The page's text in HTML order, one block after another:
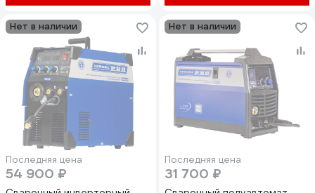
Нет в наличии
Последняя цена
54 900 ₽
Нет в наличии
Последняя цена
31 700 ₽